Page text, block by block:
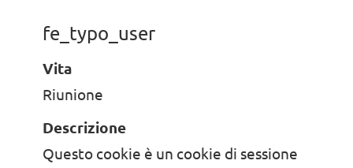
fe_typo_user
Vita
Riunione
Descrizione
Questo cookie è un cookie di sessione